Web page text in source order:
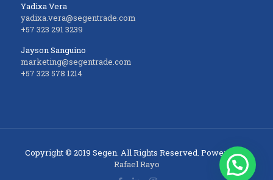
Yadixa Vera
yadixa.vera@segentrade.com
+57 323 291 3239
Jayson Sanguino
marketing@segentrade.com
+57 323 578 1214
Copyright © 2019 Segen. All Rights Reserved. Powered by
Rafael Rayo